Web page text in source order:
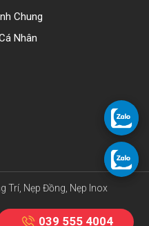
Chung
Nhân
Trí, Nẹp Đồng, Nẹp Inox
039 555 4004